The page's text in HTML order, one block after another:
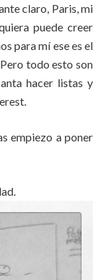
claro, Paris, mi
puede creer
para mí ese es el
todo esto son
hacer listas y
empiezo a poner